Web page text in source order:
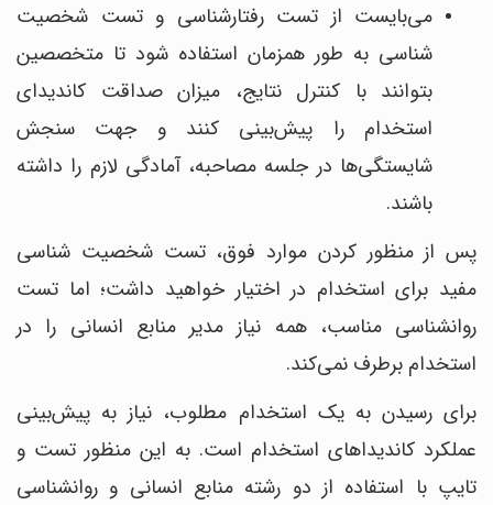
می‌بایست از تست رفتارشناسی و تست شخصیت
شناسی به طور همزمان استفاده شود تا متخصصین
بتوانند با کنترل نتایج، میزان صداقت کاندیدای
استخدام را پیش‌بینی کنند و جهت سنجش
شایستگی‌ها در جلسه مصاحبه، آمادگی لازم را داشته
باشند.
پس از منظور کردن موارد فوق، تست شخصیت شناسی
مفید برای استخدام در اختیار خواهید داشت؛ اما تست
روانشناسی مناسب، همه نیاز مدیر منابع انسانی را در
استخدام برطرف نمی‌کند.
برای رسیدن به یک استخدام مطلوب، نیاز به پیش‌بینی
عملکرد کاندیداهای استخدام است. به این منظور تست و
تایپ با استفاده از دو رشته منابع انسانی و روانشناسی